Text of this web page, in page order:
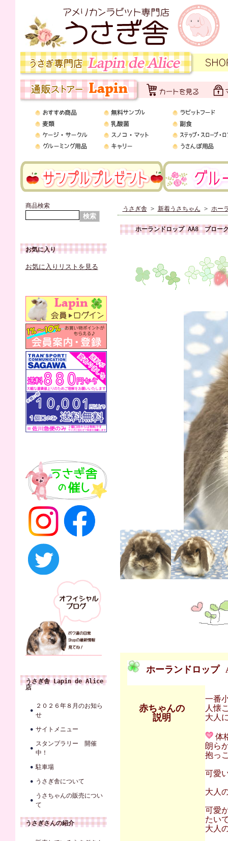
商品検索
お気に入り
お気に入りリストを見る
うさぎ舎 Lapin de Alice
店
２０２６年８月のお知ら
せ
サイトメニュー
スタンプラリー 開催
中！
駐車場
うさぎ舎について
うさちゃんの販売につい
て
うさぎさんの紹介
うさぎ舎> 新着うさちゃん > ホー
ホーランドロップ AA8 ブロー
ホーランドロップ
赤ちゃんの
説明
一番
人懐
大人
体
朗ら
抱っ
可愛
大人
可愛
たい
大人